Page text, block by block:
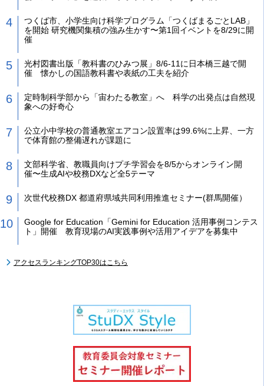
つくば市、小学生向け科学プログラム「つくばまるごとLAB」
を開始 研究機関集積の強み生かす〜第1回イベントを8/29に開
催
光村図書出版「教科書のひみつ展」8/6-11に日本橋三越で開
催 懐かしの国語教科書や表紙の工夫を紹介
定時制科学部から「宙わたる教室」へ 科学の出発点は自然現
象への好奇心
公立小中学校の普通教室エアコン設置率は99.6%に上昇、一方
で体育館の整備遅れが課題に
文部科学省、教職員向けプチ学習会を8/5からオンライン開
催〜生成AIや校務DXなど全5テーマ
次世代校務DX 都道府県域共同利用推進セミナー(群馬開催）
Google for Education「Gemini for Education 活用事例コンテス
ト」開催 教育現場のAI実践事例や活用アイデアを募集中
アクセスランキングTOP30はこちら